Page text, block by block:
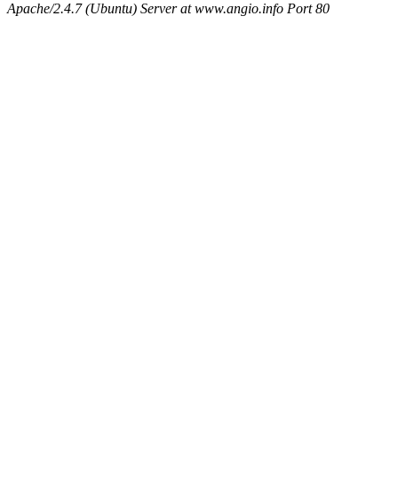
Apache/2.4.7 (Ubuntu) Server at www.angio.info Port 80